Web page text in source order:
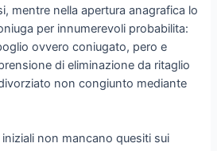
mentre nella apertura anagrafica lo
per innumerevoli probabilita:
ovvero coniugato, pero e
di eliminazione da ritaglio
non congiunto mediante
non mancano quesiti sui